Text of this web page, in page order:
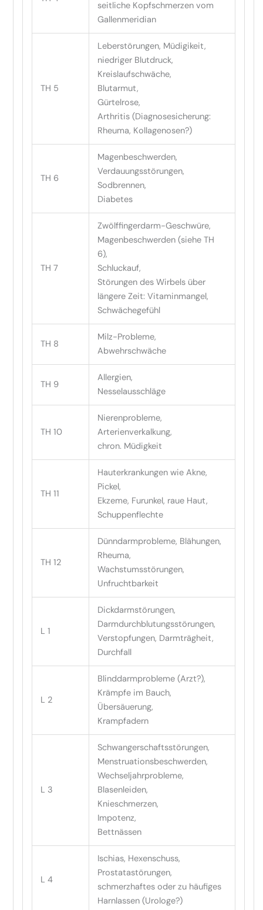
seitliche Kopfschmerzen vom
Gallenmeridian
TH 5
Leberstörungen, Müdigikeit,
niedriger Blutdruck,
Kreislaufschwäche,
Blutarmut,
Gürtelrose,
Arthritis (Diagnosesicherung:
Rheuma, Kollagenosen?)
TH 6
Magenbeschwerden,
Verdauungsstörungen,
Sodbrennen,
Diabetes
TH 7
Zwölffingerdarm-Geschwüre,
Magenbeschwerden (siehe TH
6),
Schluckauf,
Störungen des Wirbels über
längere Zeit: Vitaminmangel,
Schwächegefühl
TH 8
Milz-Probleme,
Abwehrschwäche
TH 9
Allergien,
Nesselausschläge
TH 10
Nierenprobleme,
Arterienverkalkung,
chron. Müdigkeit
TH 11
Hauterkrankungen wie Akne,
Pickel,
Ekzeme, Furunkel, raue Haut,
Schuppenflechte
TH 12
Dünndarmprobleme, Blähungen,
Rheuma,
Wachstumsstörungen,
Unfruchtbarkeit
L 1
Dickdarmstörungen,
Darmdurchblutungsstörungen,
Verstopfungen, Darmträgheit,
Durchfall
L 2
Blinddarmprobleme (Arzt?),
Krämpfe im Bauch,
Übersäuerung,
Krampfadern
L 3
Schwangerschaftsstörungen,
Menstruationsbeschwerden,
Wechseljahrprobleme,
Blasenleiden,
Knieschmerzen,
Impotenz,
Bettnässen
L 4
Ischias, Hexenschuss,
Prostatastörungen,
schmerzhaftes oder zu häufiges
Harnlassen (Urologe?)